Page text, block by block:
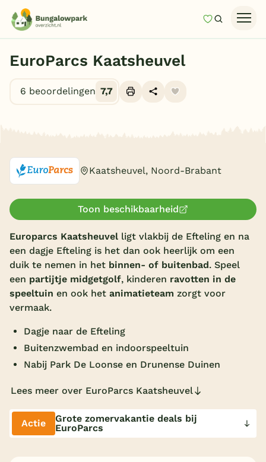
MijnZoeken
Last minutes
Top 12 aanbiedingen
Onze vakantiegidsen
Vakantieparken
Subtropisch zwembad
Overdekt zwembad
Indoor speeltuin
Alle populaire faciliteiten
Bestemmingen
Nederland
EuroParcs Kaatsheuvel
6 beoordelingen 7,7
Kaatsheuvel, Noord-Brabant
Toon beschikbaarheid
Europarcs Kaatsheuvel ligt vlakbij de Efteling en na
een dagje Efteling is het dan ook heerlijk om een
duik te nemen in het binnen- of buitenbad. Speel
een partijtje midgetgolf, kinderen ravotten in de
speeltuin en ook het animatieteam zorgt voor
vermaak.
Dagje naar de Efteling
Buitenzwembad en indoorspeeltuin
Nabij Park De Loonse en Drunense Duinen
Lees meer over EuroParcs Kaatsheuvel
Actie
Grote zomervakantie deals bij
EuroParcs